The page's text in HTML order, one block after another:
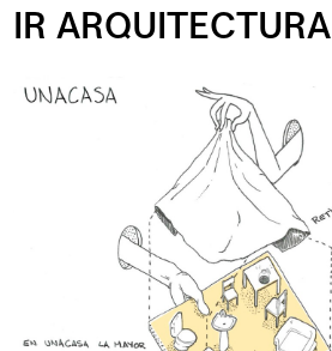
IR ARQUITECTURA